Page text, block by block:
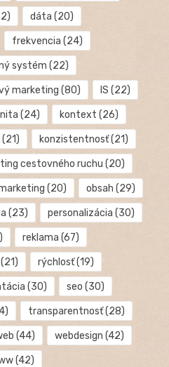
dáta (20)
frekvencia (24)
systém (22)
marketing (80) IS (22)
(24) kontext (26)
(21) konzistentnosť(21)
cestovného ruchu (20)
(20) obsah (29)
(23) personalizácia (30)
reklama (67)
(21) rýchlosť(19)
(30) seo (30)
transparentnosť(28)
(44) webdesign (42)
(42)